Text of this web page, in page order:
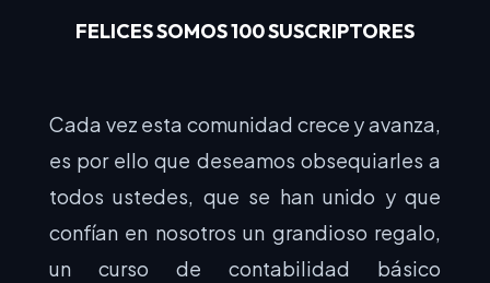
FELICES SOMOS 100 SUSCRIPTORES
Cada vez esta comunidad crece y avanza,
es por ello que deseamos obsequiarles a
todos ustedes, que se han unido y que
confían en nosotros un grandioso regalo,
un curso de contabilidad básico